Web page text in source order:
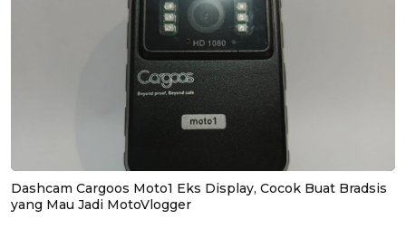
Dashcam Cargoos Moto1 Eks Display, Cocok Buat Bradsis
yang Mau Jadi MotoVlogger